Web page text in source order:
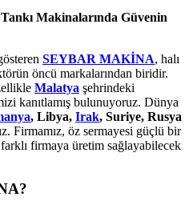
Makinalarında Güvenin
SEYBAR MAKİNA, halı
öncü markalarından biridir.
Malatya şehrindeki
kanıtlamış bulunuyoruz. Dünya
, Libya, Irak, Suriye, Rusya
Firmamız, öz sermayesi güçlü bir
firmaya üretim sağlayabilecek